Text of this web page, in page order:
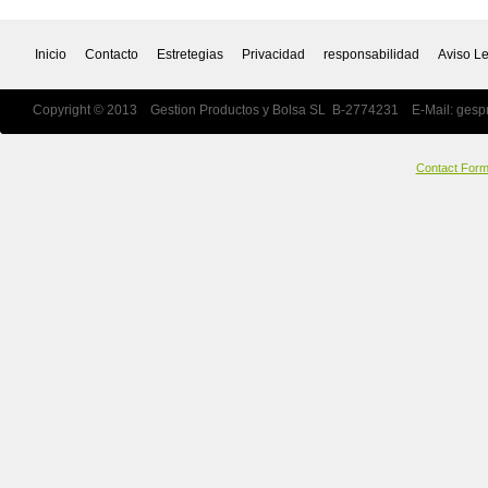
Inicio Contacto Estretegias Privacidad responsabilidad Aviso
Copyright © 2013 Gestion Productos y Bolsa SL B-2774231 E-Mail:
Contact Form